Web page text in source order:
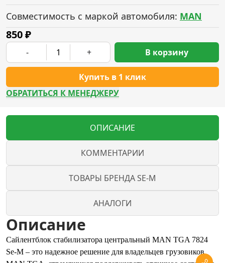
Совместимость с маркой автомобиля: MAN
850₽
- +
Купить в 1 клик
В корзину
ОБРАТИТЬСЯ К МЕНЕДЖЕРУ
ОПИСАНИЕ
КОММЕНТАРИИ
ТОВАРЫ БРЕНДА SE-M
АНАЛОГИ
Описание
Сайлентблок стабилизатора центральный MAN TGA 7824
Se-M – это надежное решение для владельцев грузовиков